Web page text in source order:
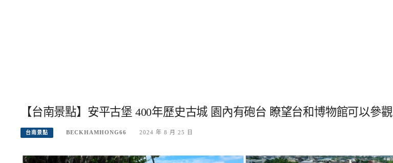
【台南景點】安平古堡 400年歷史古城 園內有砲台 瞭望台和博物館可以參觀
台南景點 BECKHAMHONG66 2024 年 8 月 25 日